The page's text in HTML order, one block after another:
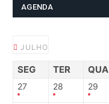
AGENDA
JULHO
SEG TER QUA
27 28 29